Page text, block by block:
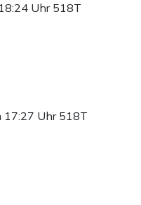
Uhr 518T
17:27 Uhr 518T